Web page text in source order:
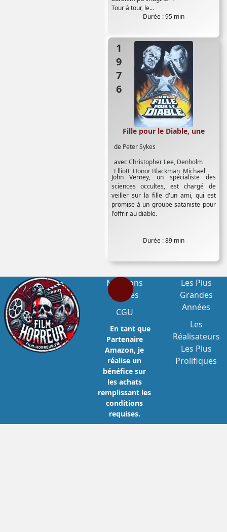
Tour à tour, le...
Durée : 95 min
1976
de Peter Sykes
avecChristopher Lee, Denholm
Elliott, Honor Blackman, Michael
Goodliffe,Nastassja Kinski,Richard
Widmark
Fille pour le Diable, une
John Verney, un spécialiste des
sciences occultes, est chargé de
veiller sur la fille d'un ami, qui est
promise à un groupe sataniste pour
l'offrir au diable.
Durée : 89 min
Mentions
Légales
CGU
En tant que
Partenaire
Amazon, je
réalise un
bénéfice sur
les achats
remplissant les
conditions
requises.
Les Plus
Grandes
Années
Les
Réalisateurs
Les Plus
Prolifiques